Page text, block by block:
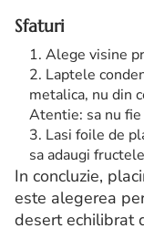
Sfaturi
Alege visine
Laptele
metalica, nu din
Atentie: sa nu
Lasi foile de
sa adaugi
In concluzie,
este alegerea
desert echilibrat